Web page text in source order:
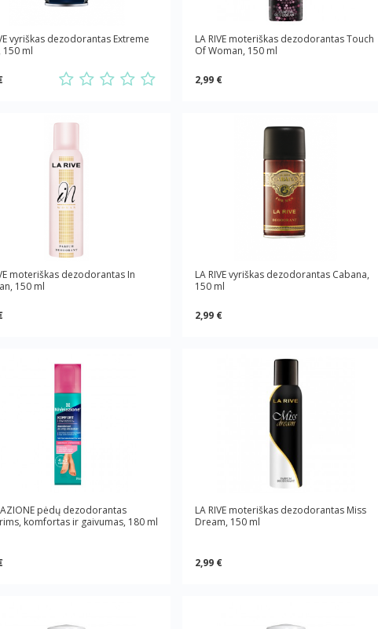
vyriškas dezodorantas Extreme
150 ml
LA RIVE moteriškas dezodorantas Touch
Of Woman, 150 ml
2,99 €
moteriškas dezodorantas In
150 ml
LA RIVE vyriškas dezodorantas Cabana,
150 ml
2,99 €
pėdų dezodorantas
komfortas ir gaivumas, 180 ml
LA RIVE moteriškas dezodorantas Miss
Dream, 150 ml
2,99 €